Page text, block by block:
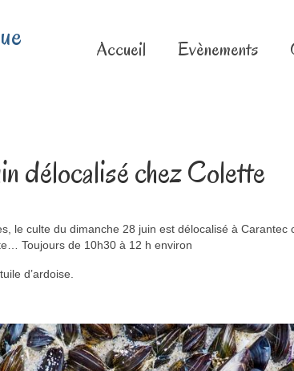
Accueil Evènements
délocalisé chez Colette
le culte du dimanche 28 juin est délocalisé à Carantec
Toujours de 10h30 à 12 h environ
d’ardoise.